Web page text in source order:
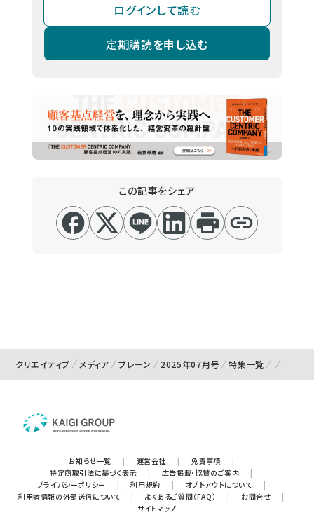
ログインして読む
定期購読を申し込む
この記事をシェア
クリエイティブ メディア ブレーン 2025年07月号 特集一覧
お知らせ一覧 | 運営会社 | 免責事項
|
特定商取引法に基づく表示
| 広告掲載・協賛のご案内
|
プライバシーポリシー
| 利用規約 | オプトアウトについて
|
利用者情報の外部送信について
| よくあるご質問（FAQ） | お問合せ
|
サイトマップ